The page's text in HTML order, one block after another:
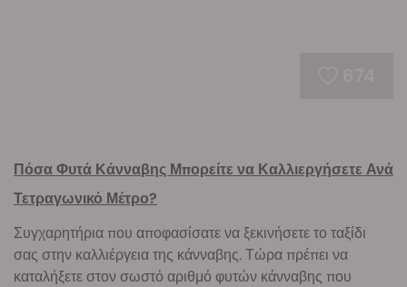
Πόσα Φυτά Κάνναβης Μπορείτε να Καλλιεργήσετε Ανά
Τετραγωνικό Μέτρο?
Συγχαρητήρια που αποφασίσατε να ξεκινήσετε το ταξίδι
σας στην καλλιέργεια της κάνναβης. Τώρα πρέπει να
καταλήξετε στον σωστό αριθμό φυτών κάνναβης που